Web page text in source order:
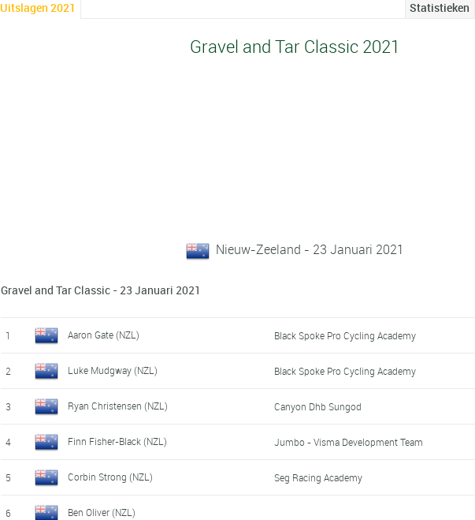
Uitslagen 2021 Statistieken
Gravel and Tar Classic 2021
Nieuw-Zeeland - 23 Januari 2021
Gravel and Tar Classic - 23 Januari 2021
1 Aaron Gate (NZL) Black Spoke Pro Cycling Academy
2 Luke Mudgway (NZL) Black Spoke Pro Cycling Academy
3 Ryan Christensen (NZL) Canyon Dhb Sungod
4 Finn Fisher-Black (NZL) Jumbo - Visma Development Team
5 Corbin Strong (NZL) Seg Racing Academy
6 Ben Oliver (NZL)